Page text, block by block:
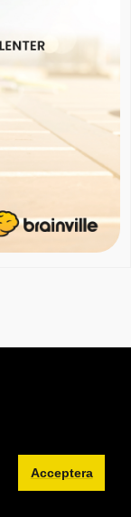
Acceptera